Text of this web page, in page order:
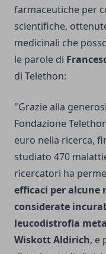
farmaceutiche per
scientifiche,
medicinali che
le parole di
di Telethon:
"Grazie alla
Fondazione
euro nella ricerca,
studiato 470
ricercatori ha
efficaci per alcune
considerate
leucodistrofia
Wiskott Aldirich, e